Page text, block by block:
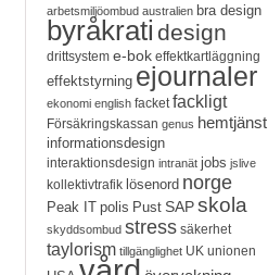
arbetsmiljöombud australien bra design
byråkrati design
drittsystem e-bok effektkartläggning
effektstyrning ejournaler
ekonomi english facket fackligt
Försäkringskassan genus hemtjänst
informationsdesign
interaktionsdesign intranät jobs jslive
kollektivtrafik lösenord norge
Peak IT polis Pust SAPskola
skyddsombud stress säkerhet
taylorism tillgänglighet UK unionen